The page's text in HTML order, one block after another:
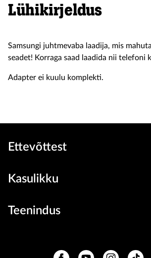
Lühikirjeldus
Samsungi juhtmevaba laadija, mis
seadet! Korraga saad laadida nii telefoni
Adapter ei kuulu komplekti.
Ettevõttest
Kasulikku
Teenindus